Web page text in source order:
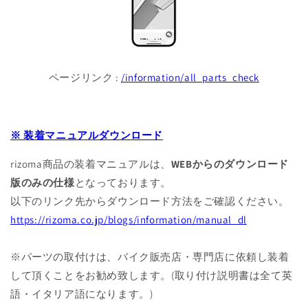
ページリンク : /information/all_parts_check
※ 装着マニュアルダウンロード
rizoma商品の装着マニュアルは、 WEBからのダウンロード
版のみの仕様となっております。
以下のリンク先からダウンロード方法をご確認ください。
https://rizoma.co.jp/blogs/information/manual_dl
※パーツの取付けは、バイク販売店・専門店に依頼し装着
して頂くことをお勧め致します。(取り付け説明書は全て英
語・イタリア語になります。)